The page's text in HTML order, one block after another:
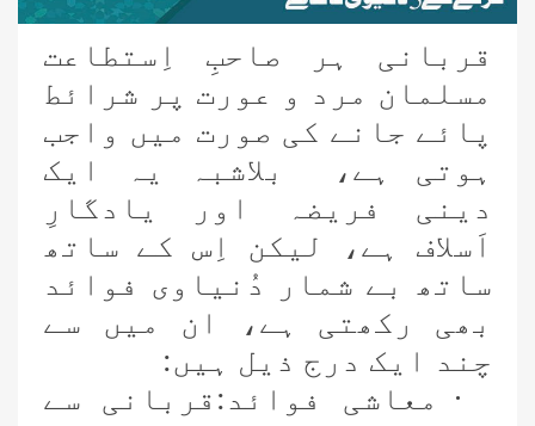
قربانی ہر صاحبِ اِستطاعت
مسلمان مرد و عورت پر شرائط
پائے جانے کی صورت میں واجب
ہوتی ہے، بلاشبہ یہ ایک
دینی فریضہ اور یادگارِ
اَسلاف ہے، لیکن اِس کے ساتھ
ساتھ بے شمار دُنیاوی فوائد
بھی رکھتی ہے، ان میں سے
چند ایک درج ذیل ہیں:
·
معاشی فوائد:قربانی سے